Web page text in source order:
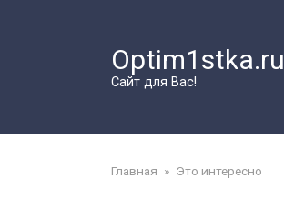
Optim1stka.ru
Сайт для Вас!
Главная » Это интересно